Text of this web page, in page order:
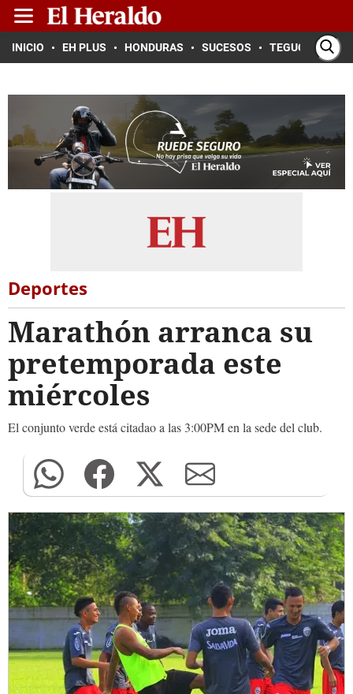
INICIO EH PLUS HONDURAS SUCESOS TEGUCIGALPA
Deportes
Marathón arranca su
pretemporada este
miércoles
El conjunto verde está citadao a las 3:00PM en la sede del club.